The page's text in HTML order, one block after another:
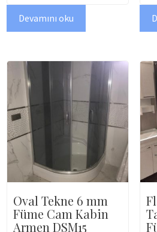
Devamını oku
Oval Tekne 6 mm
Füme Cam Kabin
Armen DSM15